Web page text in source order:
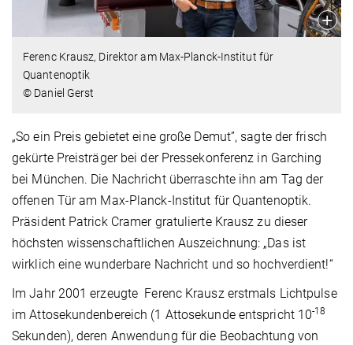
Ferenc Krausz, Direktor am Max-Planck-Institut für
Quantenoptik
© Daniel Gerst
„So ein Preis gebietet eine große Demut”, sagte der frisch
gekürte Preisträger bei der Pressekonferenz in Garching
bei München. Die Nachricht überraschte ihn am Tag der
offenen Tür am Max-Planck-Institut für Quantenoptik.
Präsident Patrick Cramer gratulierte Krausz zu dieser
höchsten wissenschaftlichen Auszeichnung: „Das ist
wirklich eine wunderbare Nachricht und so hochverdient!“
Im Jahr 2001 erzeugte Ferenc Krausz erstmals Lichtpulse
im Attosekundenbereich (1 Attosekunde entspricht 10-18
Sekunden), deren Anwendung für die Beobachtung von